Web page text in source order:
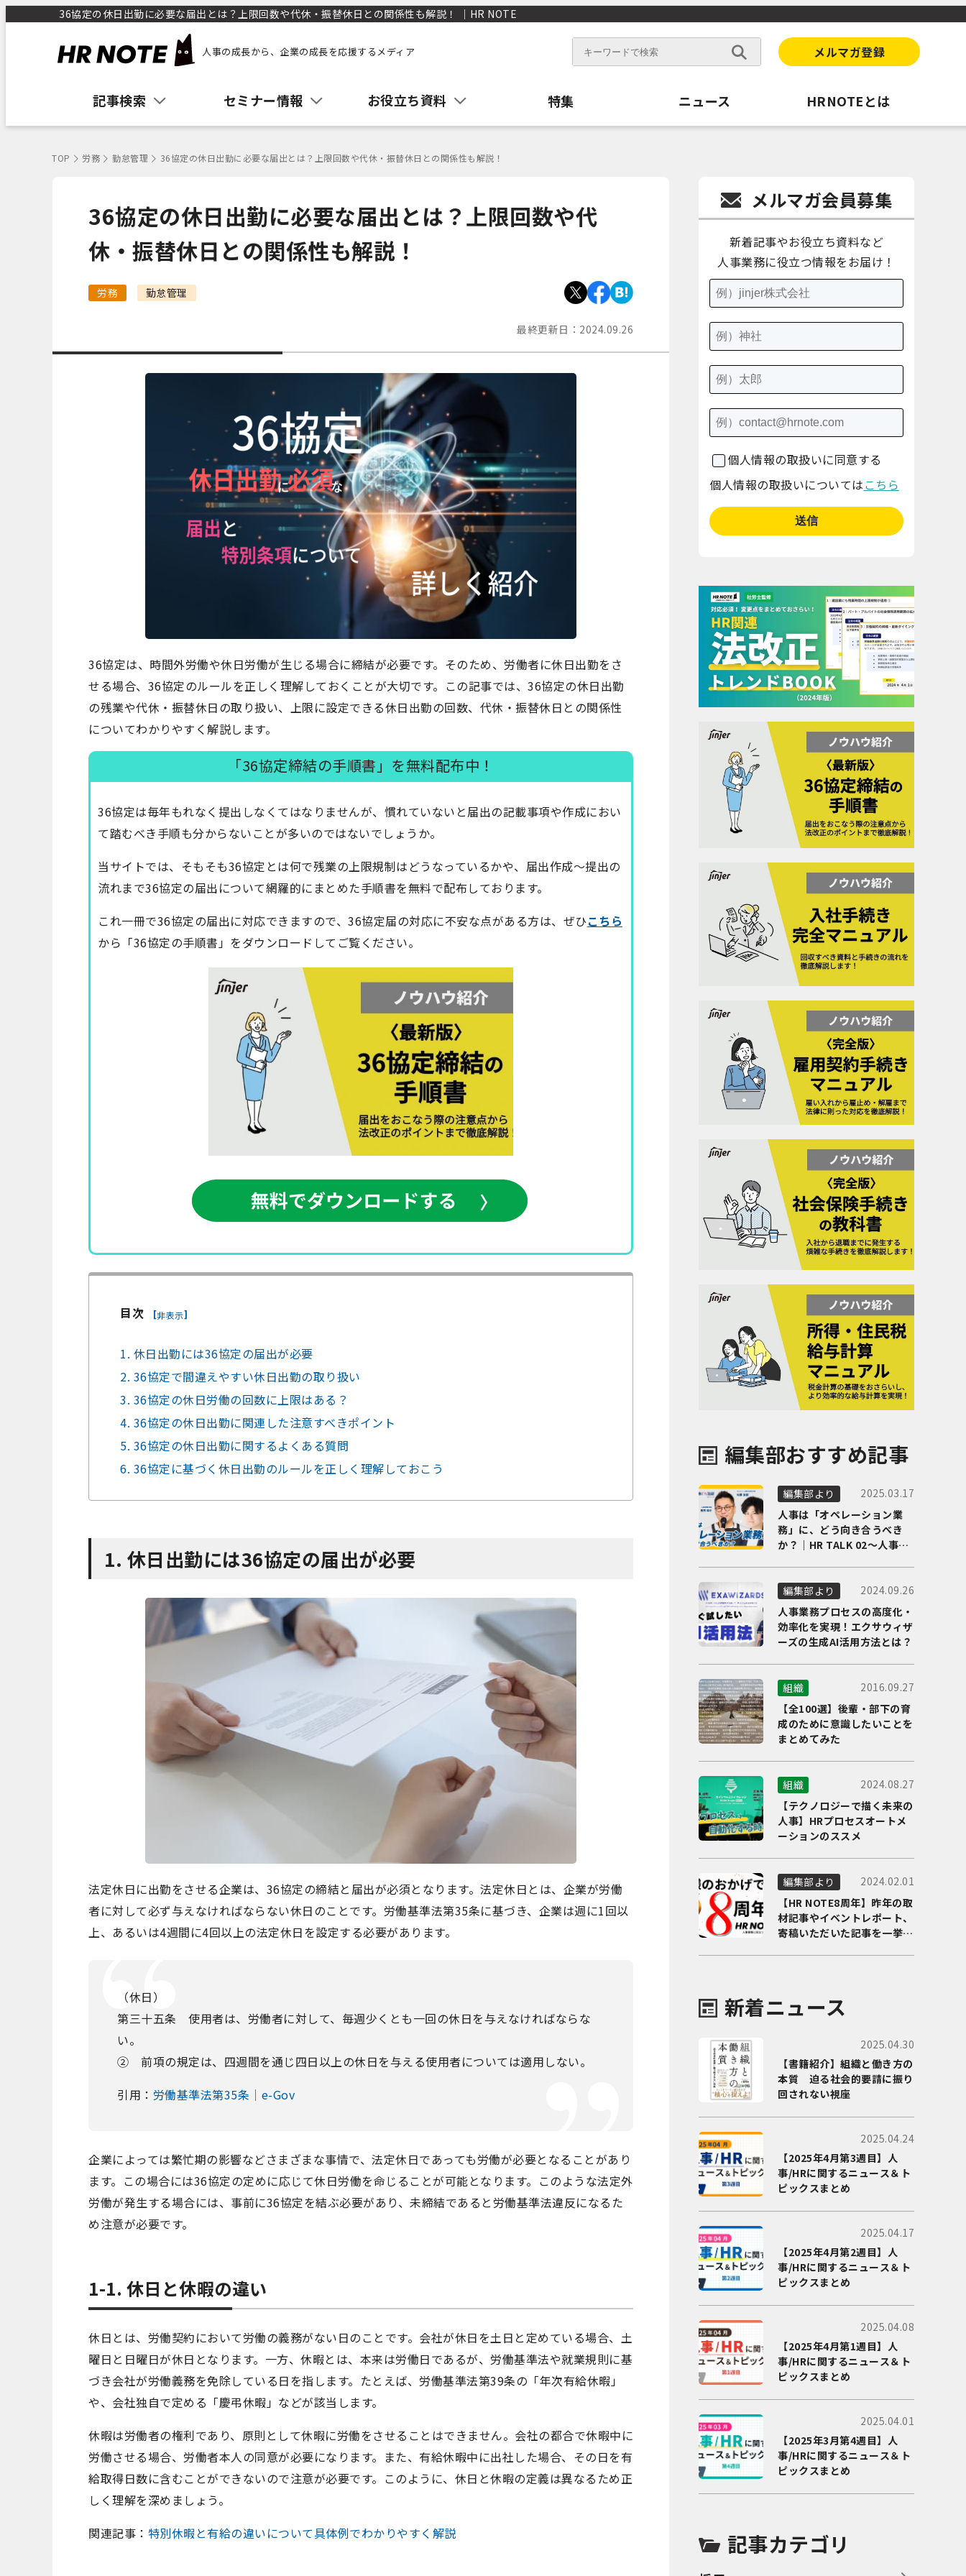
36協定の休日出勤に必要な届出とは？上限回数や代休・振替休日との関係性も解説！ ｜HR NOTE
人事の成長から、企業の成長を応援するメディア メルマガ登録
記事検索 セミナー情報 お役立ち資料 特集 ニュース HRNOTEとは
TOP 労務 勤怠管理 36協定の休日出勤に必要な届出とは？上限回数や代休・振替休日との関係性も解説！
36協定の休日出勤に必要な届出とは？上限回数や代
休・振替休日との関係性も解説！
労務 勤怠管理
最終更新日： 2024.09.26
36協定は、時間外労働や休日労働が生じる場合に締結が必要です。そのため、労働者に休日出勤をさ
せる場合、36協定のルールを正しく理解しておくことが大切です。この記事では、36協定の休日出勤
の残業や代休・振替休日の取り扱い、上限に設定できる休日出勤の回数、代休・振替休日との関係性
についてわかりやすく解説します。
「36協定締結の手順書」を無料配布中！
36協定は毎年もれなく提出しなくてはなりませんが、慣れていないと届出の記載事項や作成におい
て踏むべき手順も分からないことが多いのではないでしょうか。
当サイトでは、そもそも36協定とは何で残業の上限規制はどうなっているかや、届出作成～提出の
流れまで36協定の届出について網羅的にまとめた手順書を無料で配布しております。
これ一冊で36協定の届出に対応できますので、36協定届の対応に不安な点がある方は、ぜひこちら
から「36協定の手順書」をダウンロードしてご覧ください。
目次 [非表示]
1. 休日出勤には36協定の届出が必要
2. 36協定で間違えやすい休日出勤の取り扱い
3. 36協定の休日労働の回数に上限はある？
4. 36協定の休日出勤に関連した注意すべきポイント
5. 36協定の休日出勤に関するよくある質問
6. 36協定に基づく休日出勤のルールを正しく理解しておこう
1. 休日出勤には36協定の届出が必要
法定休日に出勤をさせる企業は、36協定の締結と届出が必須となります。法定休日とは、企業が労働
者に対して必ず与えなければならない休日のことです。労働基準法第35条に基づき、企業は週に1回以
上、あるいは4週間に4回以上の法定休日を設定する必要があります。
（休日）
第三十五条 使用者は、労働者に対して、毎週少くとも一回の休日を与えなければならな
い。
② 前項の規定は、四週間を通じ四日以上の休日を与える使用者については適用しない。
引用： 労働基準法第35条｜e-Gov
企業によっては繁忙期の影響などさまざまな事情で、法定休日であっても労働が必要となることがあり
ます。この場合には36協定の定めに応じて休日労働を命じることが可能となります。このような法定外
労働が発生する場合には、事前に36協定を結ぶ必要があり、未締結であると労働基準法違反になるた
め注意が必要です。
1-1. 休日と休暇の違い
休日とは、労働契約において労働の義務がない日のことです。会社が休日を土日と定めている場合、土
曜日と日曜日が休日となります。一方、休暇とは、本来は労働日であるが、労働基準法や就業規則に基
づき会社が労働義務を免除している日を指します。たとえば、労働基準法第39条の「年次有給休暇」
や、会社独自で定める「慶弔休暇」などが該当します。
休暇は労働者の権利であり、原則として休暇に労働をさせることはできません。会社の都合で休暇中に
労働させる場合、労働者本人の同意が必要になります。また、有給休暇中に出社した場合、その日を有
給取得日数に含むことができないので注意が必要です。このように、休日と休暇の定義は異なるため正
しく理解を深めましょう。
関連記事： 特別休暇と有給の違いについて具体例でわかりやすく解説
メルマガ会員募集
新着記事やお役立ち資料など
人事業務に役立つ情報をお届け！
個人情報の取扱いに同意する
個人情報の取扱いについては こちら
編集部おすすめ記事
編集部より
2025.03.17
人事は「オペレーション業
務」に、どう向き合うべき
か？｜HR TALK 02～人事DX
編集部より
2024.09.26
人事業務プロセスの高度化・
効率化を実現！エクサウィザ
ーズの生成AI活用方法とは？
組織
2016.09.27
【全100選】後輩・部下の育
成のために意識したいことを
まとめてみた
組織
2024.08.27
【テクノロジーで描く未来の
人事】HRプロセスオートメ
ーションのススメ
編集部より
2024.02.01
【HR NOTE8周年】昨年の取
材記事やイベントレポート、
寄稿いただいた記事を一挙に
新着ニュース
2025.04.30
【書籍紹介】組織と働き方の
本質 迫る社会的要請に振り
回されない視座
2025.04.24
【2025年4月第3週目】人
事/HRに関するニュース＆ト
ピックスまとめ
2025.04.17
【2025年4月第2週目】人
事/HRに関するニュース＆ト
ピックスまとめ
2025.04.08
【2025年4月第1週目】人
事/HRに関するニュース＆ト
ピックスまとめ
2025.04.01
【2025年3月第4週目】人
事/HRに関するニュース＆ト
ピックスまとめ
記事カテゴリ